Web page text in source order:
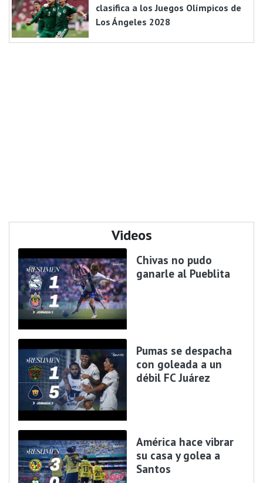
clasifica a los Juegos Olímpicos de
Los Ángeles 2028
Videos
Chivas no pudo
ganarle al Pueblita
Pumas se despacha
con goleada a un
débil FC Juárez
América hace vibrar
su casa y golea a
Santos